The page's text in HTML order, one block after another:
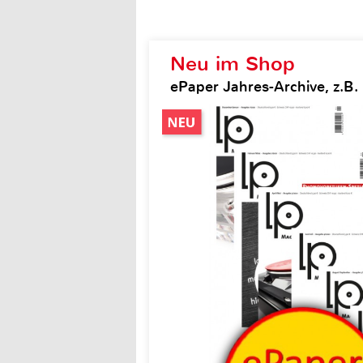
Neu im Shop
ePaper Jahres-Archive, z.B.